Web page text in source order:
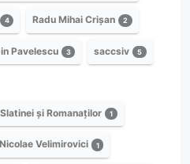
4 Radu Mihai Crișan 2
Pavelescu 3 saccsiv 5
și Romanaților 1
Velimirovici 1